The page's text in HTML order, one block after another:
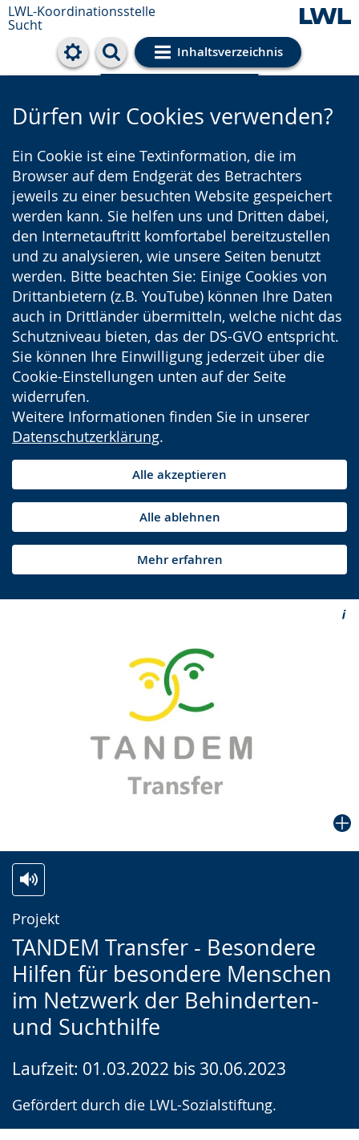
LWL-Koordinationsstelle
Sucht
Inhaltsverzeichnis
Cookie-Einstellungen
Dürfen wir Cookies verwenden?
Ein Cookie ist eine Textinformation, die im
Browser auf dem Endgerät des Betrachters
jeweils zu einer besuchten Website gespeichert
werden kann. Sie helfen uns und Dritten dabei,
den Internetauftritt komfortabel bereitzustellen
und zu analysieren, wie unsere Seiten benutzt
werden. Bitte beachten Sie: Einige Cookies von
Drittanbietern (z.B. YouTube) können Ihre Daten
auch in Drittländer übermitteln, welche nicht das
Schutzniveau bieten, das der DS-GVO entspricht.
Sie können Ihre Einwilligung jederzeit über die
Cookie-Einstellungen unten auf der Seite
widerrufen.
Weitere Informationen finden Sie in unserer
Datenschutzerklärung.
Alle akzeptieren
Alle ablehnen
Mehr erfahren
Projekt
TANDEM Transfer - Besondere
Hilfen für besondere Menschen
im Netzwerk der Behinderten-
und Suchthilfe
Laufzeit: 01.03.2022 bis 30.06.2023
Gefördert durch die LWL-Sozialstiftung.
Leichten
Sprache
wechseln.
Audio-
Unterstützung.
Video
in
Deutscher
Gebärdensprache
wird